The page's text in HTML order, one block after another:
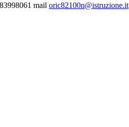
mail oric82100n@istruzione.it